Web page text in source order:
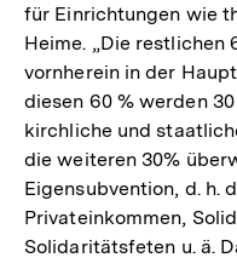
für Einrichtungen wie
Heime. „Die restlichen
vornherein in der
diesen 60 % werden
kirchliche und
die weiteren 30%
Eigensubvention, d. h.
Privateinkommen,
Solidaritätsfeten u. ä.